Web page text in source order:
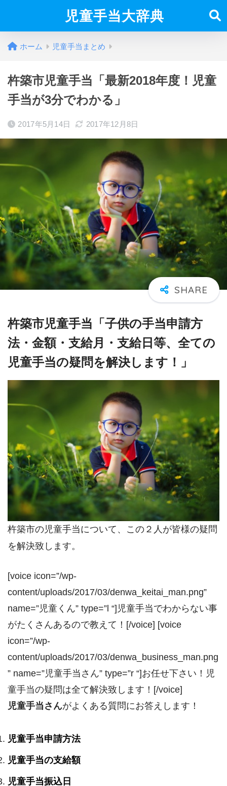
児童手当大辞典
ホーム 児童手当まとめ
杵築市児童手当「最新2018年度！児童
手当が3分でわかる」
2017年5月14日 2017年12月8日
杵築市児童手当「子供の手当申請方
法・金額・支給月・支給日等、全ての
児童手当の疑問を解決します！」
杵築市の児童手当について、この２人が皆様の疑問
を解決致します。
[voice icon=”/wp-
content/uploads/2017/03/denwa_keitai_man.png”
name=”児童くん” type=”l “]児童手当でわからない事
がたくさんあるので教えて！[/voice] [voice
icon=”/wp-
content/uploads/2017/03/denwa_business_man.png
” name=”児童手当さん” type=”r “]お任せ下さい！児
童手当の疑問は全て解決致します！[/voice]
児童手当さんがよくある質問にお答えします！
児童手当申請方法
児童手当の支給額
児童手当振込日